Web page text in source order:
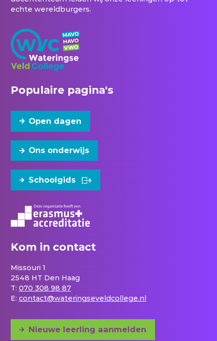
echte wereldburgers.
Populaire pagina's
Open dagen
Ons onderwijs
Schoolgids
Kom in contact
Missouri 1
2548 HT Den Haag
T: 070 308 98 87
E: contact@wateringseveldcollege.nl
Nieuwe leerling aanmelden